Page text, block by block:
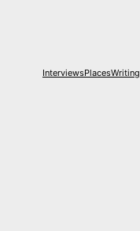
InterviewsPlacesWriting